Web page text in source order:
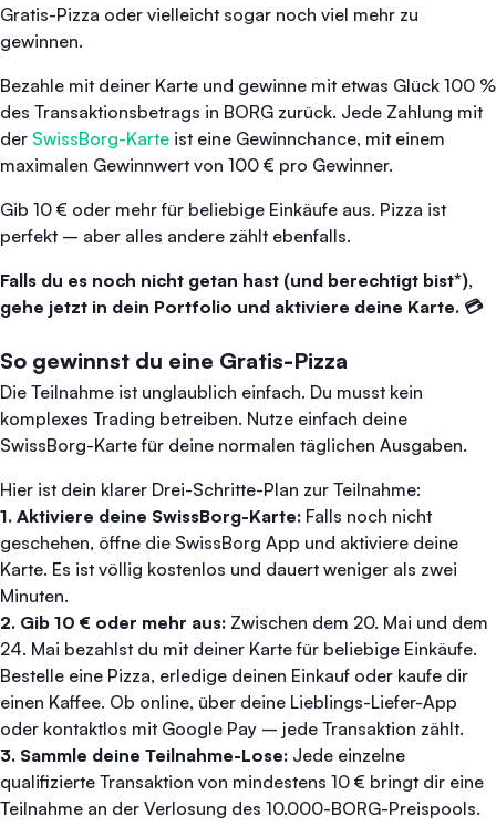
Gratis-Pizza oder vielleicht sogar noch viel mehr zu
gewinnen.
Bezahle mit deiner Karte und gewinne mit etwas Glück 100 %
des Transaktionsbetrags in BORG zurück. Jede Zahlung mit
der SwissBorg-Karte ist eine Gewinnchance, mit einem
maximalen Gewinnwert von 100 € pro Gewinner.
Gib 10 € oder mehr für beliebige Einkäufe aus. Pizza ist
perfekt – aber alles andere zählt ebenfalls.
Falls du es noch nicht getan hast (und berechtigt bist*),
gehe jetzt in dein Portfolio und aktiviere deine Karte. 💳
So gewinnst du eine Gratis-Pizza
Die Teilnahme ist unglaublich einfach. Du musst kein
komplexes Trading betreiben. Nutze einfach deine
SwissBorg-Karte für deine normalen täglichen Ausgaben.
Hier ist dein klarer Drei-Schritte-Plan zur Teilnahme:
1. Aktiviere deine SwissBorg-Karte: Falls noch nicht
geschehen, öffne die SwissBorg App und aktiviere deine
Karte. Es ist völlig kostenlos und dauert weniger als zwei
Minuten.
2. Gib 10 € oder mehr aus: Zwischen dem 20. Mai und dem
24. Mai bezahlst du mit deiner Karte für beliebige Einkäufe.
Bestelle eine Pizza, erledige deinen Einkauf oder kaufe dir
einen Kaffee. Ob online, über deine Lieblings-Liefer-App
oder kontaktlos mit Google Pay – jede Transaktion zählt.
3. Sammle deine Teilnahme-Lose: Jede einzelne
qualifizierte Transaktion von mindestens 10 € bringt dir eine
Teilnahme an der Verlosung des 10.000-BORG-Preispools.